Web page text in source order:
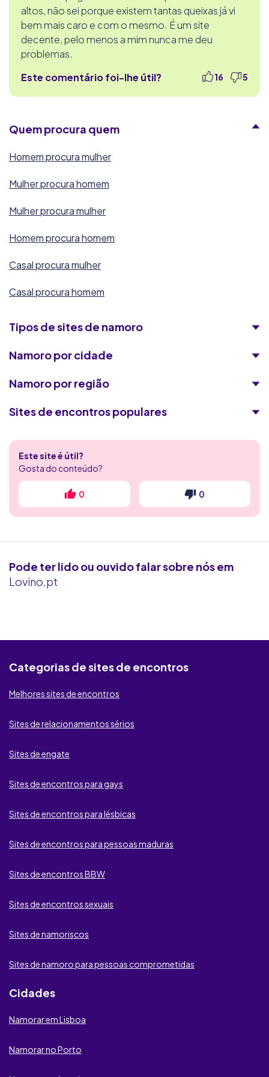
altos, não sei porque existem tantas queixas já vi
bem mais caro e com o mesmo. É um site
decente, pelo menos a mim nunca me deu
problemas.
Este comentário foi-lhe útil?
16 5
Quem procura quem
Homem procura mulher
Mulher procura homem
Mulher procura mulher
Homem procura homem
Casal procura mulher
Casal procura homem
Tipos de sites de namoro
Namoro por cidade
Namoro por região
Sites de encontros populares
Encontros Quentes
Flerte Discreto
RadarDeRaparigas
Flirt.com
Second Love
My Ukrainian Girls
be2
SugarDaters
Lov.net
Este site é útil?
Gosta do conteúdo?
0 0
Pode ter lido ou ouvido falar sobre nós em
Lovino.pt
Categorias de sites de encontros
Melhores sites de encontros
Sites de relacionamentos sérios
Sites de engate
Sites de encontros para gays
Sites de encontros para lésbicas
Sites de encontros para pessoas maduras
Sites de encontros BBW
Sites de encontros sexuais
Sites de namoriscos
Sites de namoro para pessoas comprometidas
Cidades
Namorar em Lisboa
Namorar no Porto